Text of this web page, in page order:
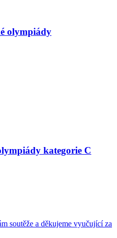
olympiády
kategorie C
soutěže a děkujeme vyučující za